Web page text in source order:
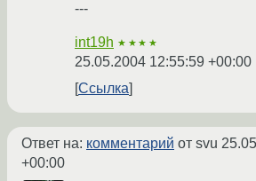
---
int19h ★★★★
25.05.2004 12:55:59 +00:00
Ссылка
Ответ на: комментарий от svu
+00:00